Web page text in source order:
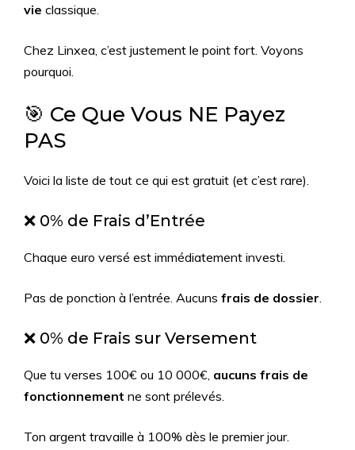
vie classique.
Chez Linxea, c’est justement le point fort. Voyons
pourquoi.
🎯 Ce Que Vous NE Payez
PAS
Voici la liste de tout ce qui est gratuit (et c’est rare).
❌ 0% de Frais d’Entrée
Chaque euro versé est immédiatement investi.
Pas de ponction à l’entrée. Aucuns frais de dossier
❌ 0% de Frais sur Versement
Que tu verses 100€ ou 10 000€, aucuns frais de
fonctionnement ne sont prélevés.
Ton argent travaille à 100% dès le premier jour.